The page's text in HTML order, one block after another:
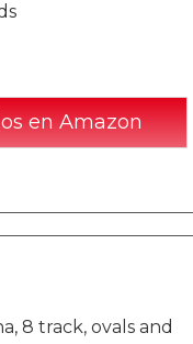
en Amazon
8 track, ovals and